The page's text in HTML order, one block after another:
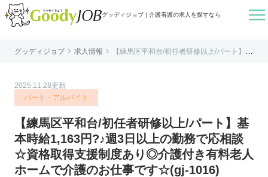
グッディジョブ | 介護看護の求人を探すなら 
はじめての方へ
個人情報保護方針
利用規約
お知らせ
グッディジョブ  求人情報 
【練馬区平和台/初任者研修以上/パート】基
2025.11.28更新
パート・アルバイト
【練馬区平和台/初任者研修以上/パート】基
本時給1,163円?♪週3日以上の勤務で応相談
☆資格取得支援制度あり◎介護付き有料老人
ホームで介護のお仕事です☆(gj-1016)